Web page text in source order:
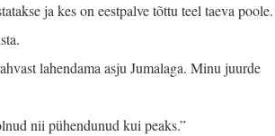
ja kes on eestpalve tõttu teel taeva poole.
lahendama asju Jumalaga. Minu juurde
nii pühendunud kui peaks.”